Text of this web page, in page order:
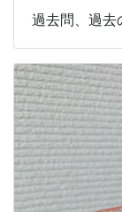
過去問、過去